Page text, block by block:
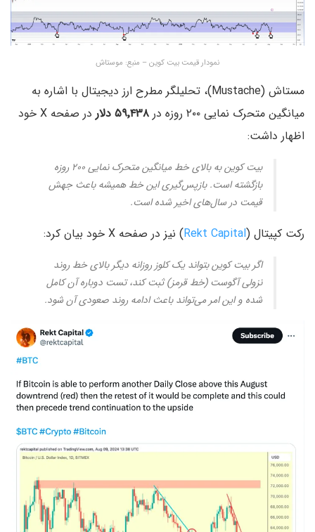
نمودار قیمت بیت کوین – منبع: موستاش
مستاش (Mustache)، تحلیلگر مطرح ارز دیجیتال با اشاره به
میانگین متحرک نمایی ۲۰۰ روزه در
۵۹٬۴۳۸ دلار
در صفحه X خود
اظهار داشت:
بیت کوین به بالای خط میانگین متحرک نمایی ۲۰۰ روزه
بازگشته است. بازپس‌گیری این خط همیشه باعث جهش
قیمت در سال‌های اخیر شده است.
رکت کپیتال (Rekt Capital) نیز در صفحه X خود بیان کرد:
اگر بیت کوین بتواند یک کلوز روزانه دیگر بالای خط روند
نزولی آگوست (خط قرمز) ثبت کند، تست دوباره آن کامل
شده و این امر می‌تواند باعث ادامه روند صعودی آن شود.